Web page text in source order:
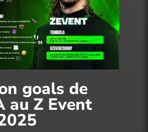
goals de
au Z Event